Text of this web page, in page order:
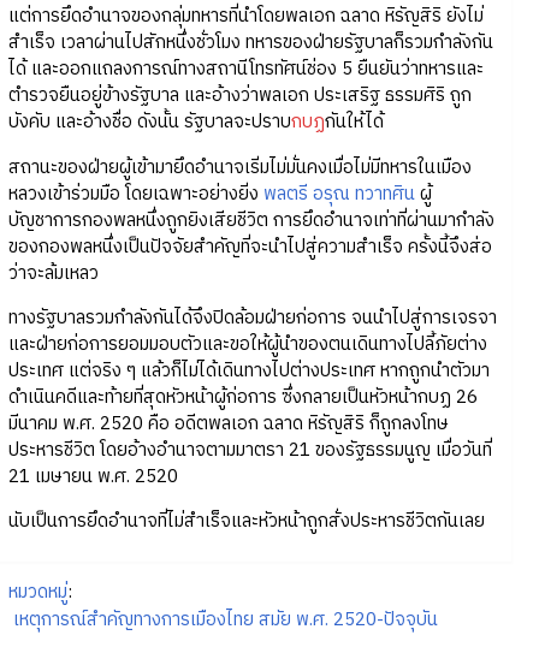
แต่การยึดอำนาจของกลุ่มทหารที่นำโดยพลเอก ฉลาด หิรัญสิริ ยังไม่
สำเร็จ เวลาผ่านไปสักหนึ่งชั่วโมง ทหารของฝ่ายรัฐบาลก็รวมกำลังกัน
ได้ และออกแถลงการณ์ทางสถานีโทรทัศน์ช่อง 5 ยืนยันว่าทหารและ
ตำรวจยืนอยู่ข้างรัฐบาล และอ้างว่าพลเอก ประเสริฐ ธรรมศิริ ถูก
บังคับ และอ้างชื่อ ดังนั้น รัฐบาลจะปราบกบฏกันให้ได้
สถานะของฝ่ายผู้เข้ามายึดอำนาจเริ่มไม่มั่นคงเมื่อไม่มีทหารในเมือง
หลวงเข้าร่วมมือ โดยเฉพาะอย่างยิ่ง พลตรี อรุณ ทวาทศินผู้
บัญชาการกองพลหนึ่งถูกยิงเสียชีวิต การยึดอำนาจเท่าที่ผ่านมากำลัง
ของกองพลหนึ่งเป็นปัจจัยสำคัญที่จะนำไปสู่ความสำเร็จ ครั้งนี้จึงส่อ
ว่าจะล้มเหลว
ทางรัฐบาลรวมกำลังกันได้จึงปิดล้อมฝ่ายก่อการ จนนำไปสู่การเจรจา
และฝ่ายก่อการยอมมอบตัวและขอให้ผู้นำของตนเดินทางไปลี้ภัยต่าง
ประเทศ แต่จริง ๆ แล้วก็ไม่ได้เดินทางไปต่างประเทศ หากถูกนำตัวมา
ดำเนินคดีและท้ายที่สุดหัวหน้าผู้ก่อการ ซึ่งกลายเป็นหัวหน้ากบฏ 26
มีนาคม พ.ศ. 2520 คือ อดีตพลเอก ฉลาด หิรัญสิริ ก็ถูกลงโทษ
ประหารชีวิต โดยอ้างอำนาจตามมาตรา 21 ของรัฐธรรมนูญ เมื่อวันที่
21 เมษายน พ.ศ. 2520
นับเป็นการยึดอำนาจที่ไม่สำเร็จและหัวหน้าถูกสั่งประหารชีวิตกันเลย
หมวดหมู่:
เหตุการณ์สำคัญทางการเมืองไทย สมัย พ.ศ. 2520-ปัจจุบัน